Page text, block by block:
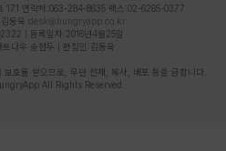
171 연락처:063-284-8635 팩스:02-6265-0377
동욱 desk@hungryapp.co.kr
| 등록일자:2016년4월25일
나우 송현두 | 편집인:김동욱
호를 받으므로, 무단 전재, 복사, 배포 등을 금합니다.
All Rights Reserved.